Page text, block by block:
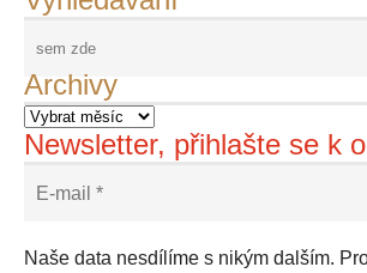
Archivy
Newsletter, přihlašte se k
Naše data nesdílíme s nikým dalším.